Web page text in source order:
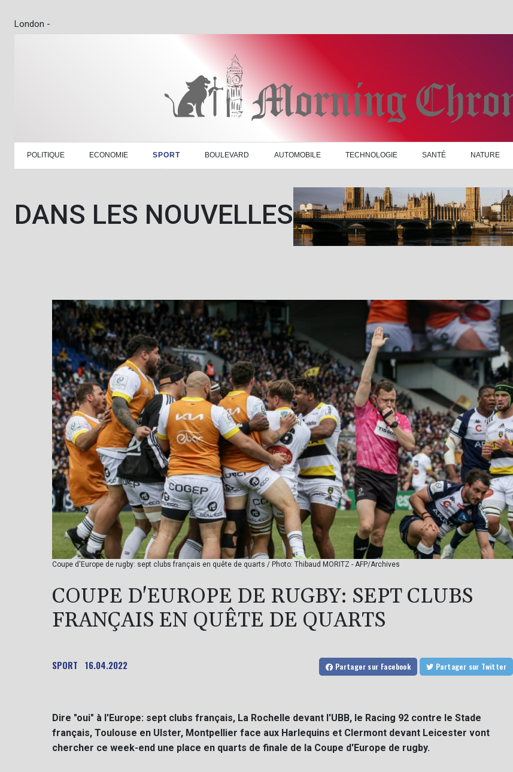
London -
POLITIQUE ECONOMIE SPORT BOULEVARD AUTOMOBILE TECHNOLOGIE SANTÉ NATURE
DANS LES NOUVELLES
Coupe d'Europe de rugby: sept clubs français en quête de quarts / Photo: Thibaud MORITZ - AFP/Archives
COUPE D'EUROPE DE RUGBY: SEPT CLUBS
FRANÇAIS EN QUÊTE DE QUARTS
SPORT 16.04.2022 Partager sur Facebook Partager sur Twitter
Dire "oui" à l'Europe: sept clubs français, La Rochelle devant l'UBB, le Racing 92 contre le Stade
français, Toulouse en Ulster, Montpellier face aux Harlequins et Clermont devant Leicester vont
chercher ce week-end une place en quarts de finale de la Coupe d'Europe de rugby.